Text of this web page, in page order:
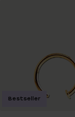
Bestseller